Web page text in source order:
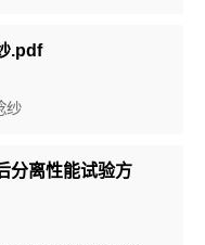
.pdf
纱
分离性能试验方